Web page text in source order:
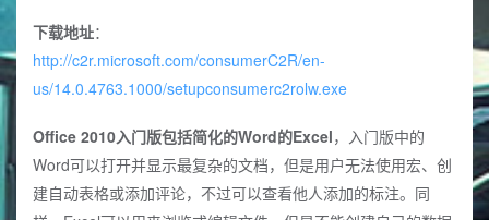
下载地址：
http://c2r.microsoft.com/consumerC2R/en-
us/14.0.4763.1000/setupconsumerc2rolw.exe
Office 2010入门版包括简化的Word的Excel，入门版中的
Word可以打开并显示最复杂的文档，但是用户无法使用宏、创
建自动表格或添加评论，不过可以查看他人添加的标注。同